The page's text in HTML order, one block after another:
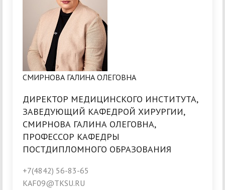
СМИРНОВА ГАЛИНА ОЛЕГОВНА
ДИРЕКТОР МЕДИЦИНСКОГО ИНСТИТУТА,
ЗАВЕДУЮЩИЙ КАФЕДРОЙ ХИРУРГИИ,
СМИРНОВА ГАЛИНА ОЛЕГОВНА,
ПРОФЕССОР КАФЕДРЫ
ПОСТДИПЛОМНОГО ОБРАЗОВАНИЯ
+7(4842) 56-83-65
KAF09@TKSU.RU